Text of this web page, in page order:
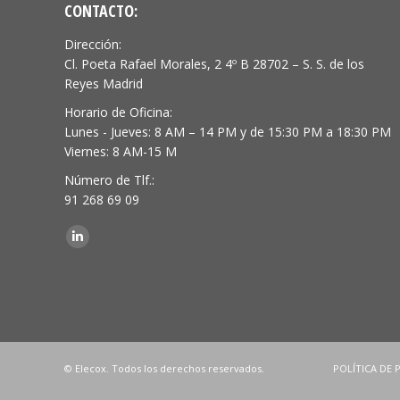
CONTACTO:
Dirección:
Cl. Poeta Rafael Morales, 2 4º B 28702 – S. S. de los
Reyes Madrid
Horario de Oficina:
Lunes - Jueves: 8 AM – 14 PM y de 15:30 PM a 18:30 PM
Viernes: 8 AM-15 M
Número de Tlf.:
91 268 69 09
Encuéntranos en:
Linkedin
© Elecox. Todos los derechos reservados. POLÍTICA DE